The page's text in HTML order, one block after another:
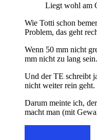
Liegt wohl am
Wie Totti schon
Problem, das geht
Wenn 50 mm nicht
mm nicht zu lang sein.
Und der TE schreibt
nicht weiter rein geht.
Darum meinte ich,
macht man (mit